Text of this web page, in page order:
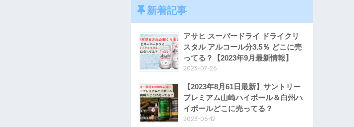
新着記事
アサヒ スーパードライ ドライクリ
スタル アルコール分3.5％ どこに売
ってる？【2023年9月最新情報】
2023-07-26
【2023年8月61日最新】サントリー
プレミアム山崎ハイボール＆白州ハ
イボールどこに売ってる？
2023-06-12